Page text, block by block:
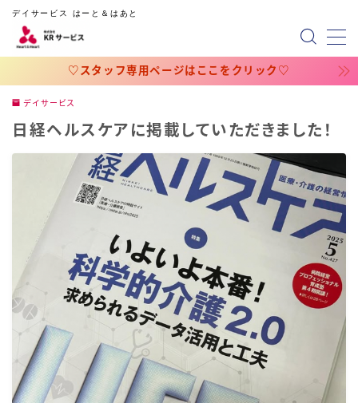
デイサービス はーと＆はあと
MENU
ホーム
会社概要
スタッフ専用ページ
占いのページ
占い（円グラフの相性）
♡スタッフ専用ページはここをクリック♡
デイサービス
日経ヘルスケアに掲載していただきました！